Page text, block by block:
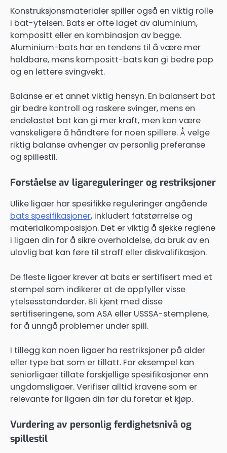
Konstruksjonsmaterialer spiller også en viktig rolle
i bat-ytelsen. Bats er ofte laget av aluminium,
kompositt eller en kombinasjon av begge.
Aluminium-bats har en tendens til å være mer
holdbare, mens kompositt-bats kan gi bedre pop
og en lettere svingvekt.
Balanse er et annet viktig hensyn. En balansert bat
gir bedre kontroll og raskere svinger, mens en
endelastet bat kan gi mer kraft, men kan være
vanskeligere å håndtere for noen spillere. Å velge
riktig balanse avhenger av personlig preferanse
og spillestil.
Forståelse av ligareguleringer og restriksjoner
Ulike ligaer har spesifikke reguleringer angående
bats spesifikasjoner, inkludert fatstørrelse og
materialkomposisjon. Det er viktig å sjekke reglene
i ligaen din for å sikre overholdelse, da bruk av en
ulovlig bat kan føre til straff eller diskvalifikasjon.
De fleste ligaer krever at bats er sertifisert med et
stempel som indikerer at de oppfyller visse
ytelsesstandarder. Bli kjent med disse
sertifiseringene, som ASA eller USSSA-stemplene,
for å unngå problemer under spill.
I tillegg kan noen ligaer ha restriksjoner på alder
eller type bat som er tillatt. For eksempel kan
seniorligaer tillate forskjellige spesifikasjoner enn
ungdomsligaer. Verifiser alltid kravene som er
relevante for ligaen din før du foretar et kjøp.
Vurdering av personlig ferdighetsnivå og
spillestil